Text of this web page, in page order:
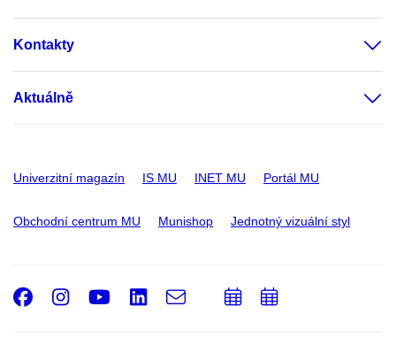
Kontakty
Aktuálně
Univerzitní magazín IS MU INET MU Portál MU
Obchodní centrum MU Munishop Jednotný vizuální styl
Facebook
Instagram
Youtube
LinkedIn
e-
PřidatPřidat